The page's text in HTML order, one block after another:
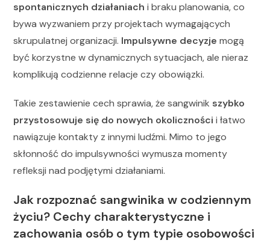
spontanicznych działaniach i braku planowania, co
bywa wyzwaniem przy projektach wymagających
skrupulatnej organizacji. Impulsywne decyzje mogą
być korzystne w dynamicznych sytuacjach, ale nieraz
komplikują codzienne relacje czy obowiązki.
Takie zestawienie cech sprawia, że sangwinik szybko
przystosowuje się do nowych okoliczności i łatwo
nawiązuje kontakty z innymi ludźmi. Mimo to jego
skłonność do impulsywności wymusza momenty
refleksji nad podjętymi działaniami.
Jak rozpoznać sangwinika w codziennym
życiu? Cechy charakterystyczne i
zachowania osób o tym typie osobowości